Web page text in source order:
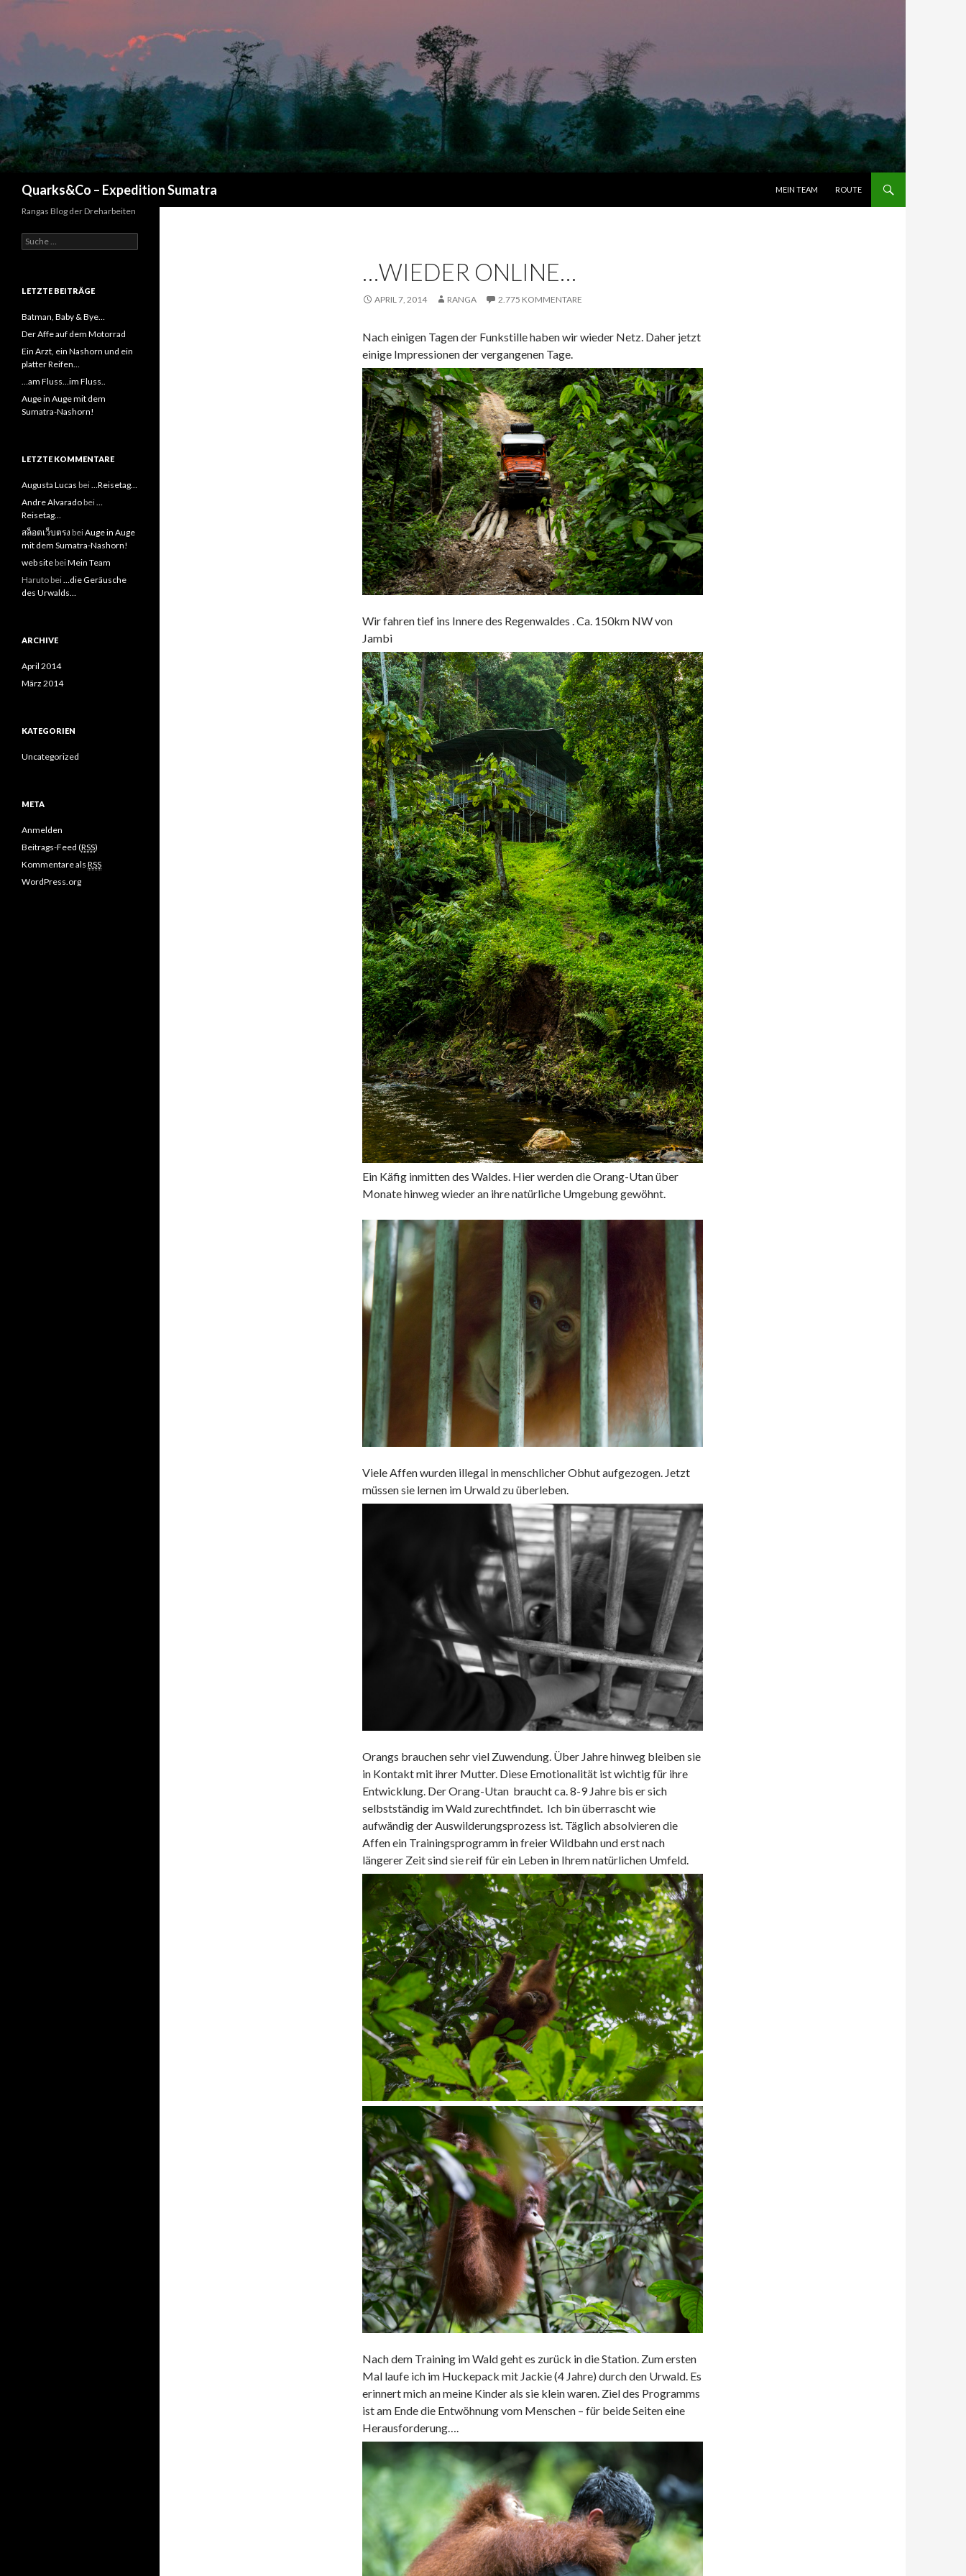
Quarks&Co – Expedition Sumatra
MEIN TEAM
ROUTE
…WIEDER ONLINE…
APRIL 7, 2014 RANGA 2.775 KOMMENTARE
Nach einigen Tagen der Funkstille haben wir wieder Netz. Daher jetzt
einige Impressionen der vergangenen Tage.
Wir fahren tief ins Innere des Regenwaldes . Ca. 150km NW von
Jambi
Ein Käfig inmitten des Waldes. Hier werden dieOrang-Utan über
Monate hinweg wieder an ihre natürliche Umgebung gewöhnt.
Viele Affen wurden illegal in menschlicher Obhut aufgezogen. Jetzt
müssen sie lernen im Urwald zu überleben.
Orangs brauchen sehr viel Zuwendung. Über Jahre hinweg bleiben sie
in Kontakt mit ihrer Mutter. Diese Emotionalität ist wichtig für ihre
Entwicklung. Der Orang-Utan braucht ca. 8-9 Jahre bis er sich
selbstständig im Wald zurechtfindet. Ich bin überrascht wie
aufwändig der Auswilderungsprozess ist. Täglich absolvieren die
Affen ein Trainingsprogramm in freier Wildbahn und erst nach
längerer Zeit sind sie reif für ein Leben in Ihrem natürlichen Umfeld.
Nach dem Training im Wald geht es zurück in die Station. Zum ersten
Mal laufe ich im Huckepack mit Jackie (4 Jahre) durch den Urwald. Es
erinnert mich an meine Kinder als sie klein waren. Ziel des Programms
ist am Ende die Entwöhnung vom Menschen – für beide Seiten eine
Herausforderung….
Rangas Blog der Dreharbeiten
Suche nach:
LETZTE BEITRÄGE
Batman, Baby & Bye…
Der Affe auf dem Motorrad
Ein Arzt, ein Nashorn und ein
platter Reifen…
…am Fluss…im Fluss..
Auge in Auge mit dem
Sumatra-Nashorn!
LETZTE KOMMENTARE
Augusta Lucas bei…Reisetag…
Andre Alvaradobei…
Reisetag…
สล็อตเว็บตรง beiAuge in Auge
mit dem Sumatra-Nashorn!
web sitebeiMein Team
Haruto bei…die Geräusche
des Urwalds…
ARCHIVE
April 2014
März 2014
KATEGORIEN
Uncategorized
META
Anmelden
Beitrags-Feed (RSS)
Kommentare als RSS
WordPress.org